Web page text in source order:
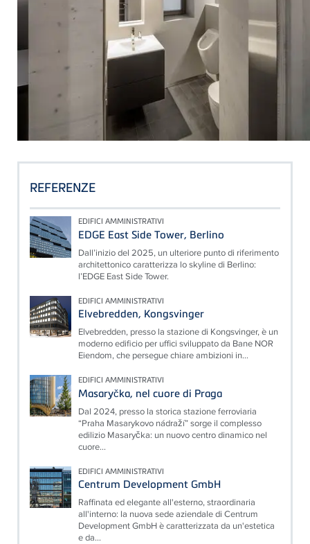
REFERENZE
EDIFICI AMMINISTRATIVI
EDGE East Side Tower, Berlino
Dall’inizio del 2025, un ulteriore punto di riferimento
architettonico caratterizza lo skyline di Berlino:
l’EDGE East Side Tower.
EDIFICI AMMINISTRATIVI
Elvebredden, Kongsvinger
Elvebredden, presso la stazione di Kongsvinger, è un
moderno edificio per uffici sviluppato da Bane NOR
Eiendom, che persegue chiare ambizioni in...
EDIFICI AMMINISTRATIVI
Masaryčka, nel cuore di Praga
Dal 2024, presso la storica stazione ferroviaria
“Praha Masarykovo nádraží” sorge il complesso
edilizio Masaryčka: un nuovo centro dinamico nel
cuore...
EDIFICI AMMINISTRATIVI
Centrum Development GmbH
Raffinata ed elegante all'esterno, straordinaria
all'interno: la nuova sede aziendale di Centrum
Development GmbH è caratterizzata da un'estetica
e da...